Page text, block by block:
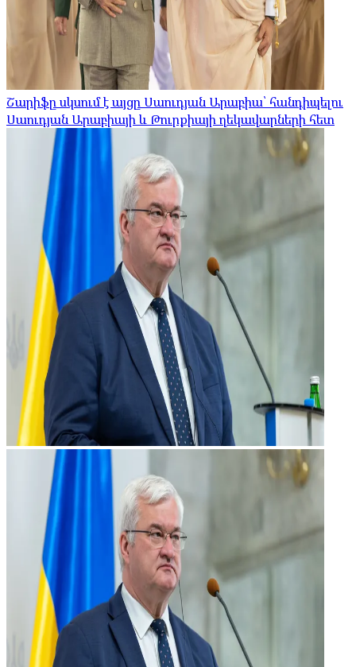
Շարիֆը սկսում է այցը Սաուդյան Արաբիա՝ հանդիպելու
Սաուդյան Արաբիայի և Թուրքիայի ղեկավարների հետ